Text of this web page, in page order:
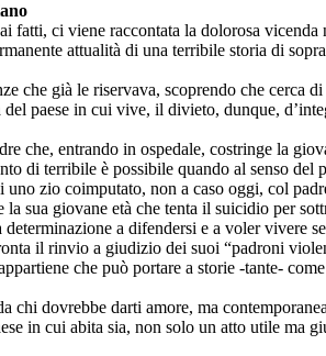
ci viene raccontata la dolorosa
attualità di una terribile storia di
che già le riservava, scoprendo che cerca
paese in cui vive, il divieto, dunque,
che, entrando in ospedale, costringe la
di terribile è possibile quando al senso
uno zio coimputato, non a caso oggi, col
sua giovane età che tenta il suicidio per
a difendersi e a voler vivere
il rinvio a giudizio dei suoi “padroni
che può portare a storie -tante-
chi dovrebbe darti amore, ma
in cui abita sia, non solo un atto utile ma